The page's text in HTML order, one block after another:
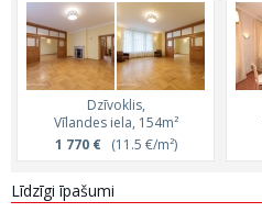
Dzīvoklis,
Vīlandes iela, 154m²
1 770 €(11.5 €/m²)
Līdzīgi īpašumi